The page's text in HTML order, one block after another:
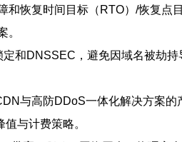
恢复时间目标（RTO）/恢复
。
和DNSSEC，避免因域名被劫
与高防DDoS一体化解决方案
与计费策略。